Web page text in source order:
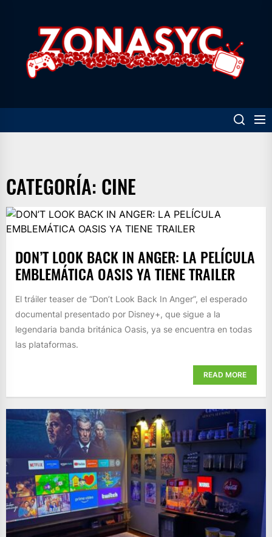
content
CATEGORÍA: CINE
DON’T LOOK BACK IN ANGER: LA PELÍCULA
EMBLEMÁTICA OASIS YA TIENE TRAILER
El tráiler teaser de “Don’t Look Back In Anger”, el esperado
documental presentado por Disney+, que sigue a la
legendaria banda británica Oasis, ya se encuentra en todas
las plataformas.
READ MORE